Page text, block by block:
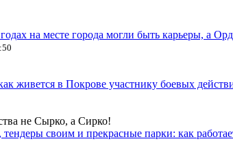
на месте города могли быть карьеры, а
живется в Покрове участнику боевых
не Сырко, а Сирко!
своим и прекрасные парки: как